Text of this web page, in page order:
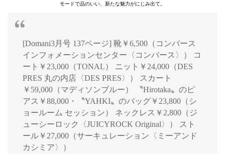
モードで品のいい、新たな魅力がにじみ出て。
[Domani3月号 137ページ] 靴￥6,500（コンバース
インフォメーションセンター〈コンバース〉） コ
ート￥23,000（TONAL） ニット￥24,000（DES
PRES 丸の内店〈DES PRES〉） スカート
￥59,000（マディソンブルー） 〝Hirotaka〟のピ
アス￥88,000・〝YAHKI〟のバッグ￥23,800（シ
ョールーム セッション） ネックレス￥2,800（ジ
ューシーロック〈JUICYROCK Original〉） スト
ール￥27,000（サーキュレーション〈ミーアンド
カシミア〉）